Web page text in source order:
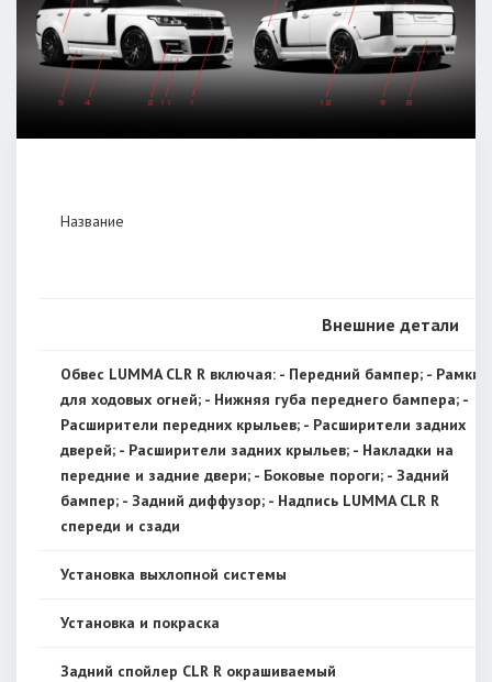
Название
Внешние детали
Обвес LUMMA CLR R включая: - Передний бампер; - Рамки
для ходовых огней; - Нижняя губа переднего бампера; -
Расширители передних крыльев; - Расширители задних
дверей; - Расширители задних крыльев; - Накладки на
передние и задние двери; - Боковые пороги; - Задний
бампер; - Задний диффузор; - Надпись LUMMA CLR R
спереди и сзади
Установка выхлопной системы
Установка и покраска
Задний спойлер CLR R окрашиваемый